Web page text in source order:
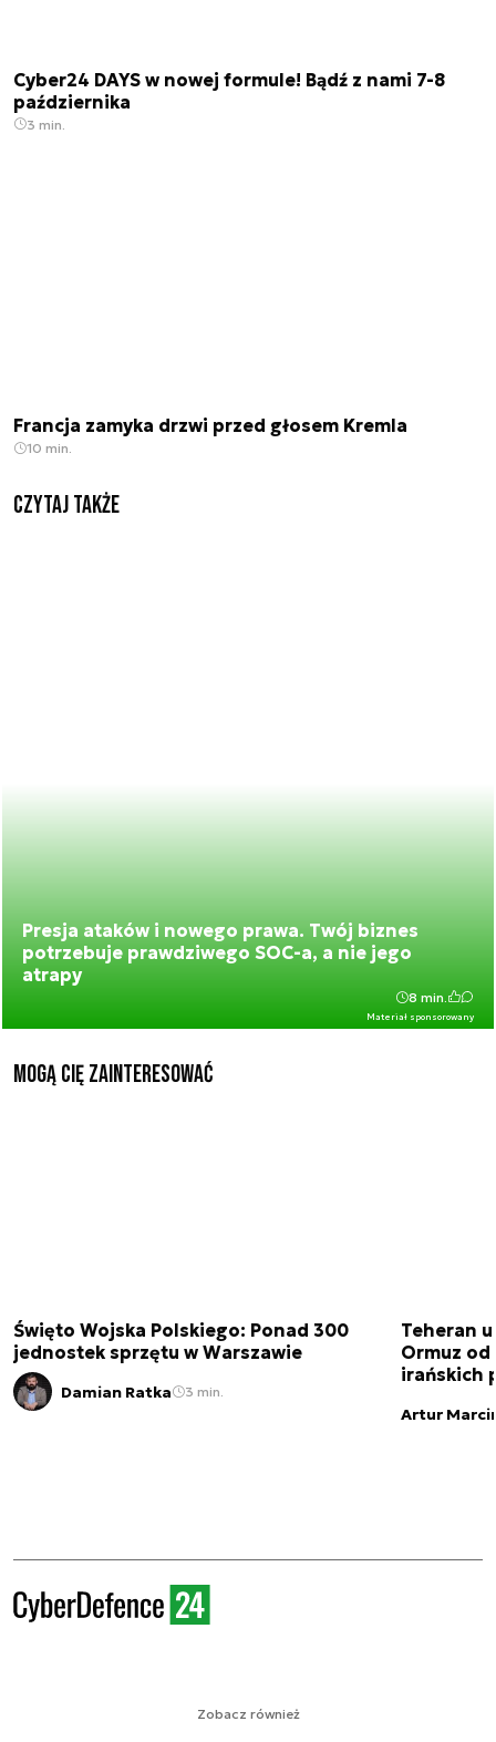
Cyber24 DAYS w nowej formule! Bądź z nami 7-8
października
3 min.
Francja zamyka drzwi przed głosem Kremla
10 min.
Czytaj także
Presja ataków i nowego prawa. Twój biznes
potrzebuje prawdziwego SOC-a, a nie jego
atrapy
Materiał sponsorowany
8 min.
Mogą Cię zainteresować
Święto Wojska Polskiego: Ponad 300
jednostek sprzętu w Warszawie
Damian Ratka 3 min.
Teheran
Ormuz
irańskich
Artur
Zobacz również